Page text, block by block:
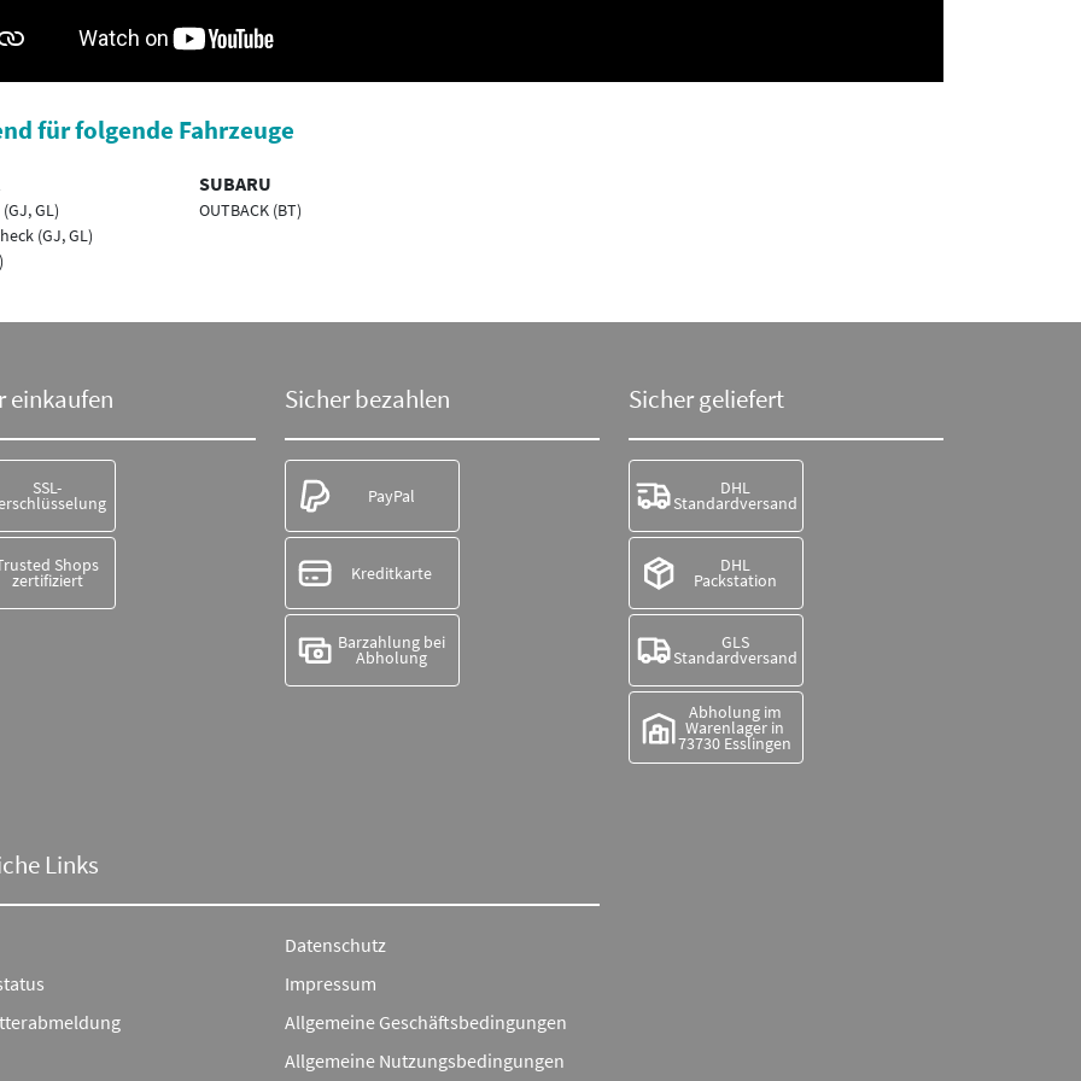
für folgende Fahrzeuge
GL)
(GJ, GL)
SUBARU
OUTBACK (BT)
einkaufen
SSL-
Shops
zertifiziert
Sicher bezahlen
PayPal
Kreditkarte
Barzahlung bei
Abholung
Sicher geliefert
DHL
Standardversand
DHL
Packstation
GLS
Standardversand
Abholung im
Warenlager in
73730 Esslingen
Links
Datenschutz
Impressum
Allgemeine Geschäftsbedingungen
Allgemeine Nutzungsbedingungen